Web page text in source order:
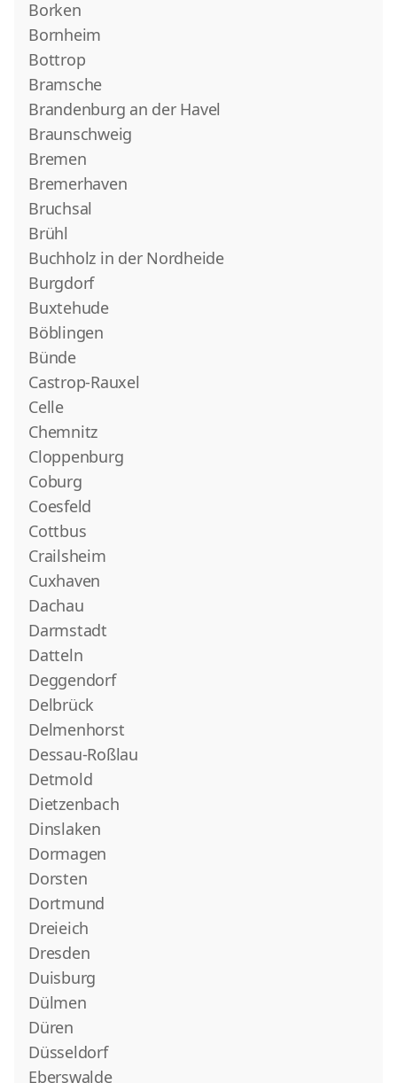
Borken
Bornheim
Bottrop
Bramsche
Brandenburg an der Havel
Braunschweig
Bremen
Bremerhaven
Bruchsal
Brühl
Buchholz in der Nordheide
Burgdorf
Buxtehude
Böblingen
Bünde
Castrop-Rauxel
Celle
Chemnitz
Cloppenburg
Coburg
Coesfeld
Cottbus
Crailsheim
Cuxhaven
Dachau
Darmstadt
Datteln
Deggendorf
Delbrück
Delmenhorst
Dessau-Roßlau
Detmold
Dietzenbach
Dinslaken
Dormagen
Dorsten
Dortmund
Dreieich
Dresden
Duisburg
Dülmen
Düren
Düsseldorf
Eberswalde